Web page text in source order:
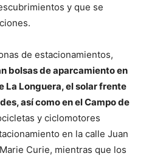
y que se
de estacionamientos,
bolsas de aparcamiento en
La Longuera, el solar frente
así como en el Campo de
y ciclomotores
en la calle Juan
Curie, mientras que los